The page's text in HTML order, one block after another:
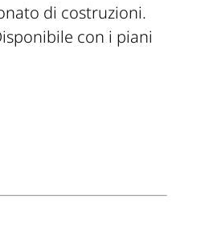
di costruzioni.
con i piani